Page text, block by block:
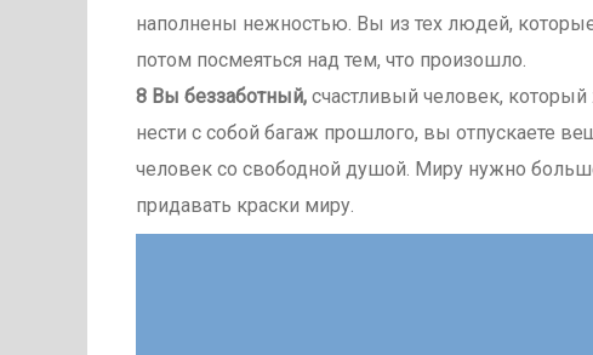
наполнены нежностью. Вы из тех людей,
потом посмеяться над тем, что произошло.
8 Вы беззаботный, счастливый человек,
нести с собой багаж прошлого, вы отпускаете
человек со свободной душой. Миру нужно
придавать краски миру.